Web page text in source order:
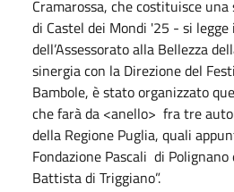
Cramarossa, che costituisce
di Castel dei Mondi '25 - si
dell’Assessorato alla Bellezza
sinergia con la Direzione del
Bambole, è stato organizzato
che farà da <anello> fra tre
della Regione Puglia, quali
Fondazione Pascali di Polignano
Battista di Triggiano”.